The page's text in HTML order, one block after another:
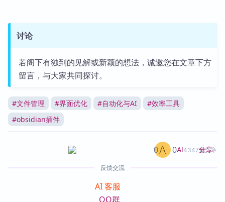
讨论
若阁下有独到的见解或新颖的想法，诚邀您在文章下方
留言，与大家共同探讨。
#文件管理 #界面优化 #自动化与AI #效率工具
#obsidian插件
AI4347篇文章
0 0 分享
反馈交流
AI 客服
QQ群